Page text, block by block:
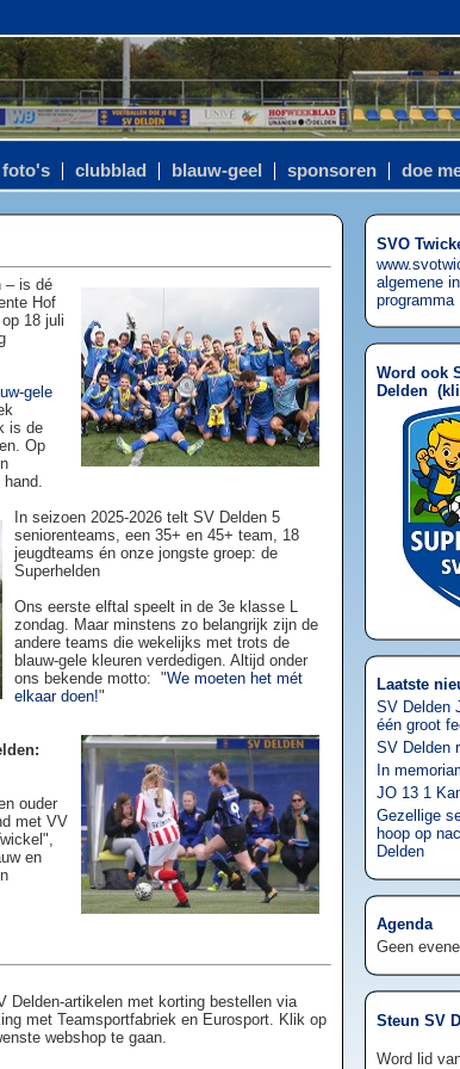
foto's clubblad blauw-geel sponsoren doe
– is dé
Hof
18 juli
gele
is de
Op
hand.
In seizoen 2025-2026 telt SV Delden 5
seniorenteams, een 35+ en 45+ team, 18
jeugdteams én onze jongste groep: de
Superhelden
Ons eerste elftal speelt in de 3e klasse L
zondag. Maar minstens zo belangrijk zijn de
andere teams die wekelijks met trots de
blauw-gele kleuren verdedigen. Altijd onder
ons bekende motto: "We moeten het mét
elkaar doen!"
ouder
met VV
en
Delden-artikelen met korting bestellen via
met Teamsportfabriek en Eurosport. Klik op
webshop te gaan.
SVO
algemene
programma|
Word ook
Delden (
Laatste
SV Delden
één groot
SV Delden
In
JO 13 1
Gezellige
hoop op
Delden
Agenda
Geen
Steun SV
Word lid